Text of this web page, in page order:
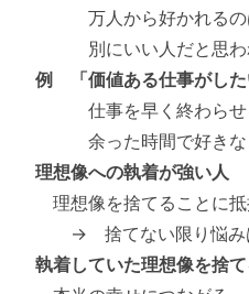
万人から好かれるの
別にいい人だと思われ
例 「価値ある仕事がした
仕事を早く終わらせ
余った時間で好きな
理想像への執着が強い人
理想像を捨てることに抵
→ 捨てない限り悩み
執着していた理想像を捨